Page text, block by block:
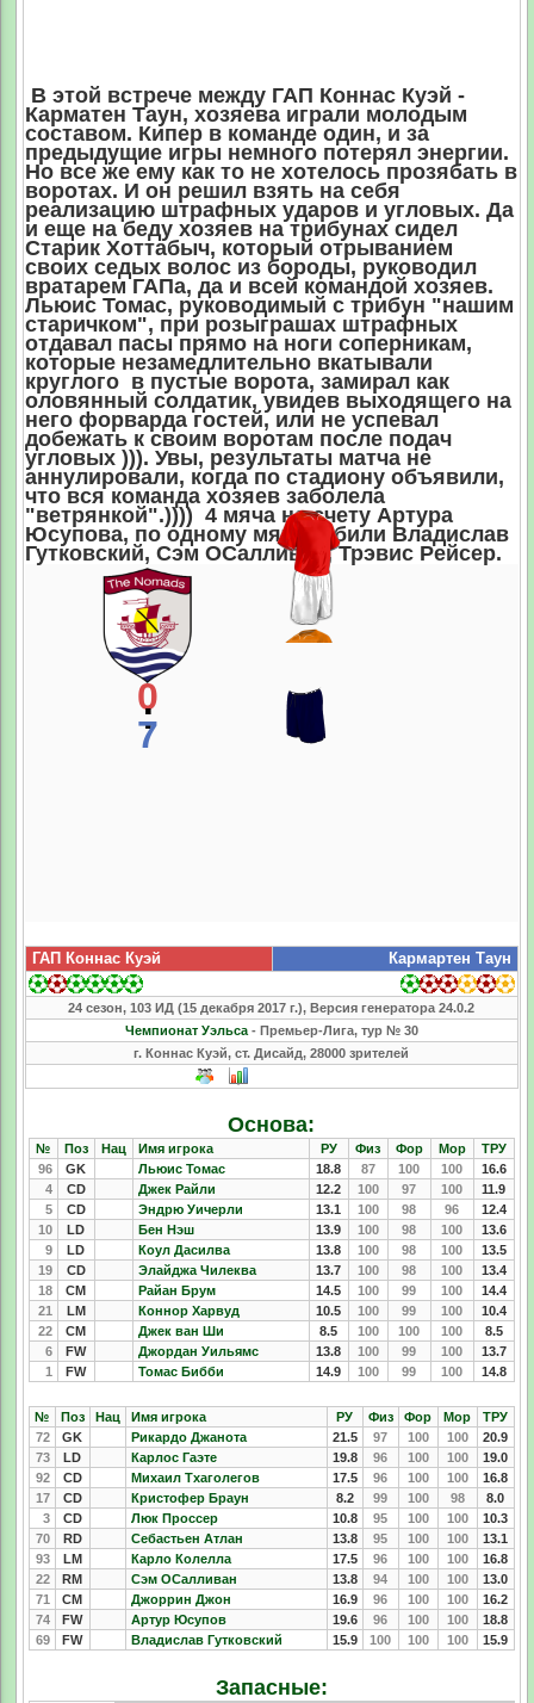
В этой встрече между ГАП Коннас Куэй -
Карматен Таун, хозяева играли молодым
составом. Кипер в команде один, и за
предыдущие игры немного потерял энергии.
Но все же ему как то не хотелось прозябать в
воротах. И он решил взять на себя
реализацию штрафных ударов и угловых. Да
и еще на беду хозяев на трибунах сидел
Старик Хоттабыч, который отрыванием
своих седых волос из бороды, руководил
вратарем ГАПа, да и всей командой хозяев.
Льюис Томас, руководимый с трибун "нашим
старичком", при розыграшах штрафных
отдавал пасы прямо на ноги соперникам,
которые незамедлительно вкатывали
круглого в пустые ворота, замирал как
оловянный солдатик, увидев выходящего на
него форварда гостей, или не успевал
добежать к своим воротам после подач
угловых ))). Увы, результаты матча не
аннулировали, когда по стадиону объявили,
что вся команда хозяев заболела
"ветрянкой".)))) 4 мяча на счету Артура
Юсупова, по одному мячу забили Владислав
Гутковский, Сэм ОСалливан, Трэвис Рейсер.
0
:
7
ГАП Коннас Куэй Кармартен Таун
24 сезон, 103 ИД (15 декабря 2017 г.), Версия генератора 24.0.2
Чемпионат Уэльса- Премьер-Лига, тур № 30
г. Коннас Куэй, ст. Дисайд, 28000 зрителей
Основа:
№ Поз Нац Имя игрока РУ Физ Фор Мор
ТРУ
96
GK Льюис Томас 18.8 87 100 100
16.6
4
CD Джек Райли 12.2 100 97 100
11.9
5
CD Эндрю Уичерли 13.1 100 98 96
12.4
10
LD Бен Нэш 13.9 100 98 100
13.6
9
LD Коул Дасилва 13.8 100 98 100
13.5
19
CD Элайджа Чилеква 13.7 100 98 100
13.4
18
CM Райан Брум 14.5 100 99 100
14.4
21
LM Коннор Харвуд 10.5 100 99 100
10.4
22
CM Джек ван Ши 8.5 100 100 100
8.5
6
FW Джордан Уильямс 13.8 100 99 100
13.7
1
FW Томас Бибби 14.9 100 99 100 14.8
№ Поз Нац Имя игрока РУ Физ Фор Мор
ТРУ
72
GK Рикардо Джанота 21.5 97 100 100
20.9
73
LD Карлос Гаэте 19.8 96 100 100
19.0
92
CD Михаил Тхаголегов 17.5 96 100 100
16.8
17
CD Кристофер Браун 8.2 99 100 98
8.0
3
CD Люк Проссер 10.8 95 100 100
10.3
70
RD Себастьен Атлан 13.8 95 100 100
13.1
93
LM Карло Колелла 17.5 96 100 100
16.8
22
RM Сэм ОСалливан 13.8 94 100 100
13.0
71
CM Джоррин Джон 16.9 96 100 100
16.2
74
FW Артур Юсупов 19.6 96 100 100
18.8
69
FW Владислав Гутковский 15.9 100 100 100 15.9
Запасные: